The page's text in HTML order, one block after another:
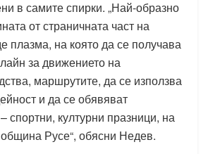
в самите спирки. „Най-образно
от страничната част на
плазма, на която да се получава
за движението на
маршрутите, да се използва
и да се обявяват
спортни, културни празници, на
Русе“, обясни Недев.